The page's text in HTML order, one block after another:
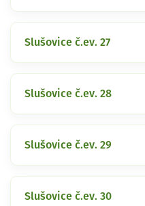
Slušovice č.ev. 27
Slušovice č.ev. 28
Slušovice č.ev. 29
Slušovice č.ev. 30